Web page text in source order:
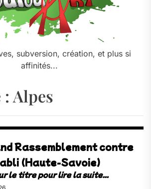
subversion, création, et plus si
affinités...
: Alpes
Rassemblement contre
(Haute-Savoie)